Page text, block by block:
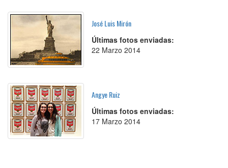
José Luis Mirón
Últimas fotos enviadas:
22 Marzo 2014
Angye Ruiz
Últimas fotos enviadas:
17 Marzo 2014